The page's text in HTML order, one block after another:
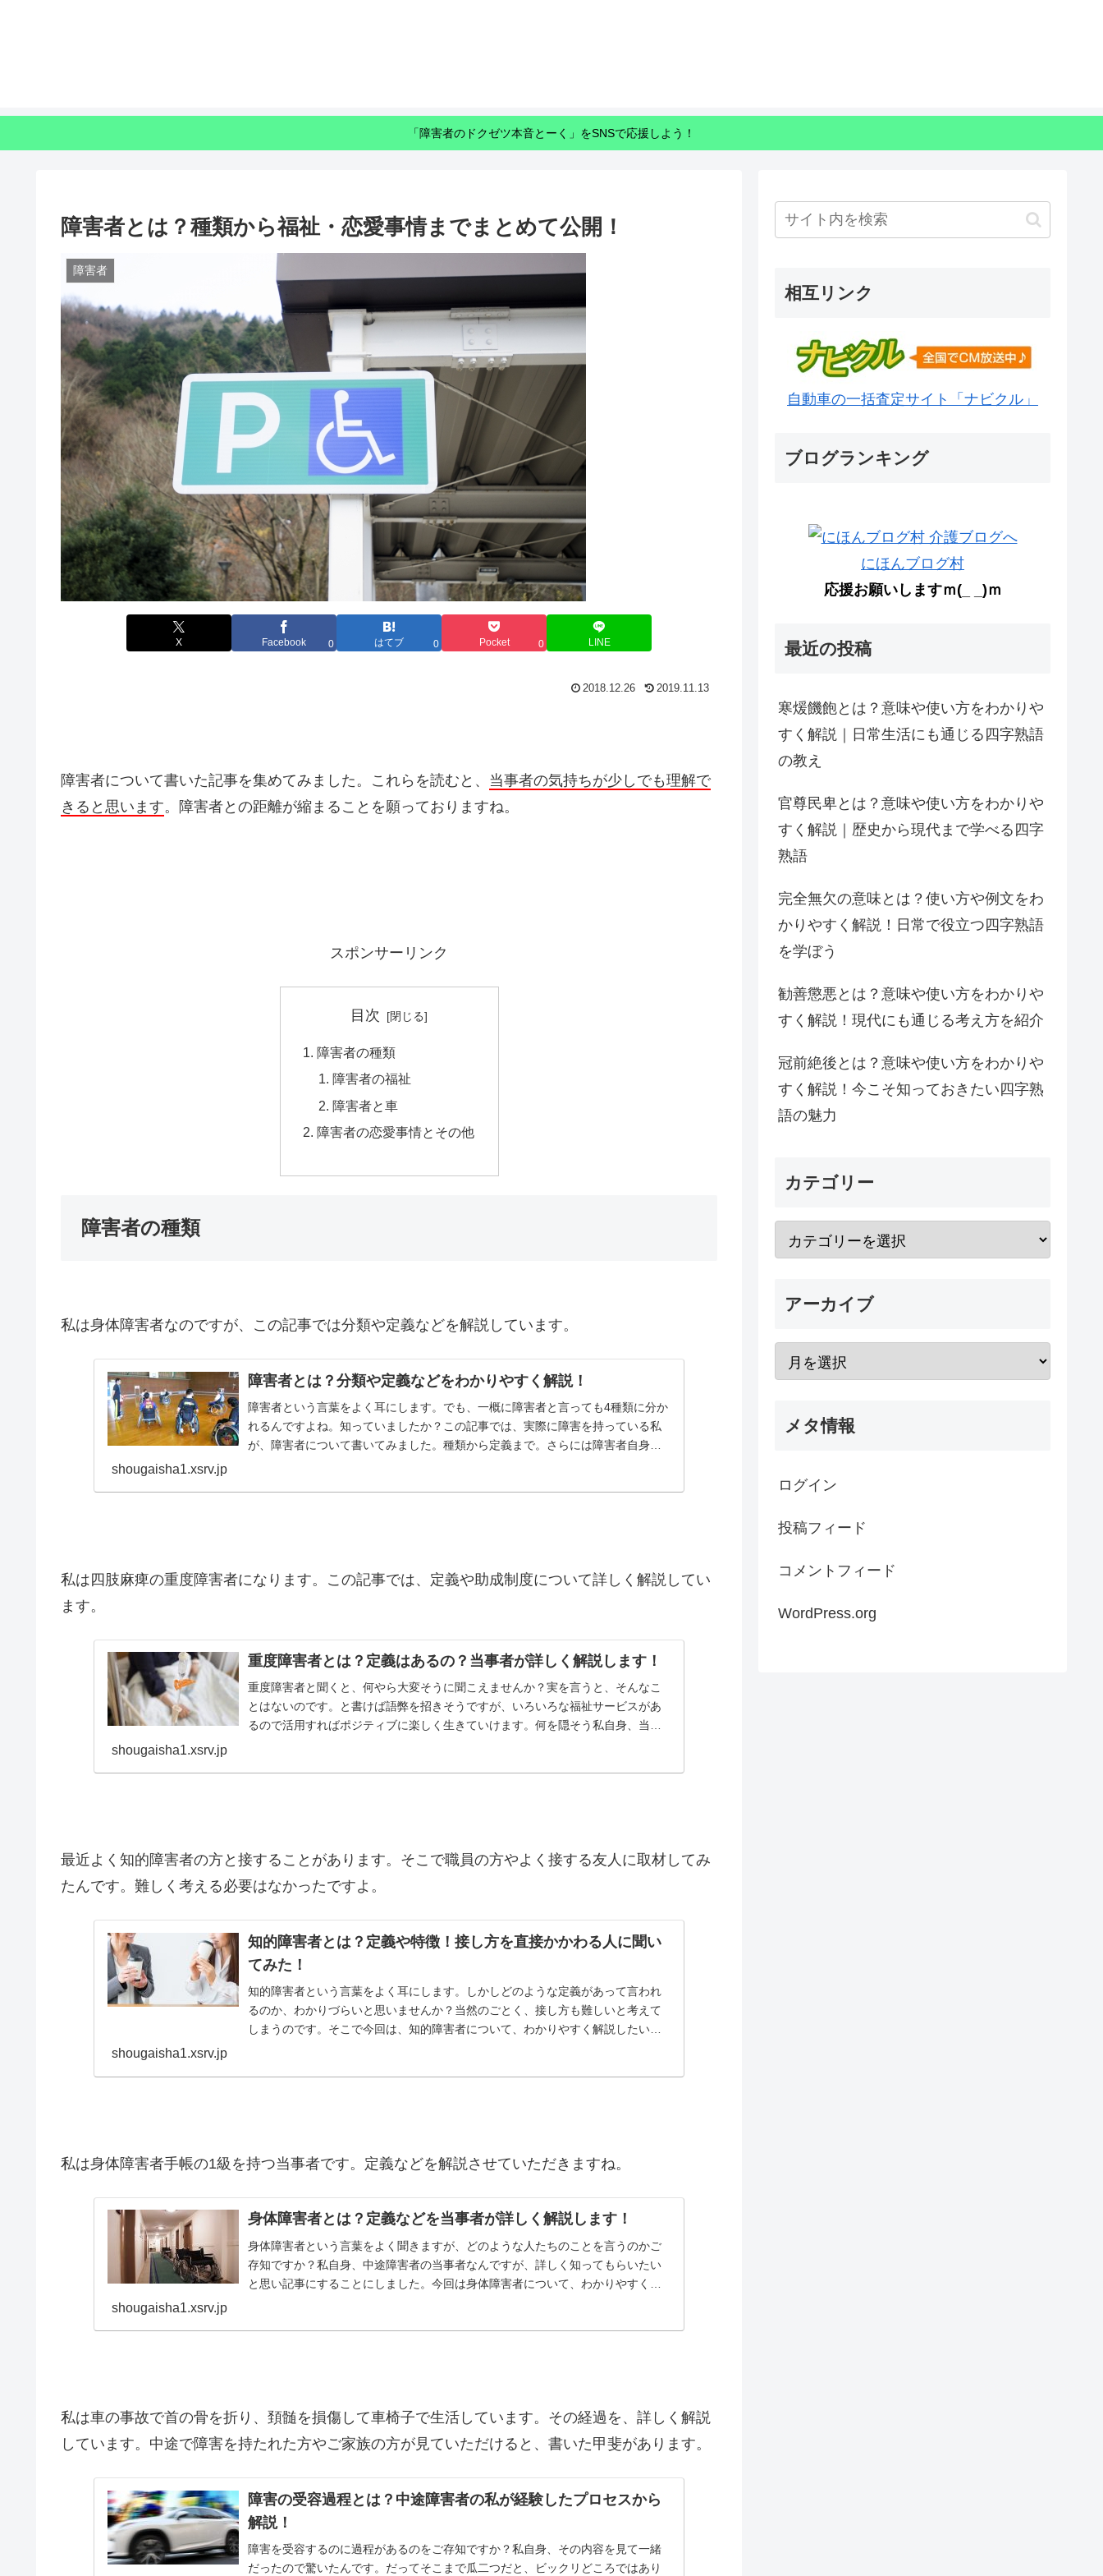
「障害者のドクゼツ本音とーく」をSNSで応援しよう！
障害者とは？種類から福祉・恋愛事情までまとめて公開！
障害者
X Facebook 0 はてブ 0 Pocket 0 LINE
2018.12.26 2019.11.13
障害者について書いた記事を集めてみました。これらを読むと、 当事者の気持ちが少しでも理解で
きると思います。障害者との距離が縮まることを願っておりますね。
スポンサーリンク
目次
障害者の種類
障害者の福祉
障害者と車
障害者の恋愛事情とその他
障害者の種類
私は身体障害者なのですが、この記事では分類や定義などを解説しています。
障害者とは？分類や定義などをわかりやすく解説！
障害者という言葉をよく耳にします。でも、一概に障害者と言っても4種類に分か
れるんですよね。知っていましたか？この記事では、実際に障害を持っている私
が、障害者について書いてみました。種類から定義まで。さらには障害者自身が
shougaisha1.xsrv.jp
私は四肢麻痺の重度障害者になります。この記事では、定義や助成制度について詳しく解説してい
ます。
重度障害者とは？定義はあるの？当事者が詳しく解説します！
重度障害者と聞くと、何やら大変そうに聞こえませんか？実を言うと、そんなこ
とはないのです。と書けば語弊を招きそうですが、いろいろな福祉サービスがあ
るので活用すればポジティブに楽しく生きていけます。何を隠そう私自身、当事
shougaisha1.xsrv.jp
最近よく知的障害者の方と接することがあります。そこで職員の方やよく接する友人に取材してみ
たんです。難しく考える必要はなかったですよ。
知的障害者とは？定義や特徴！接し方を直接かかわる人に聞い
てみた！
知的障害者という言葉をよく耳にします。しかしどのような定義があって言われ
るのか、わかりづらいと思いませんか？当然のごとく、接し方も難しいと考えて
しまうのです。そこで今回は、知的障害者について、わかりやすく解説したいと
shougaisha1.xsrv.jp
私は身体障害者手帳の1級を持つ当事者です。定義などを解説させていただきますね。
身体障害者とは？定義などを当事者が詳しく解説します！
身体障害者という言葉をよく聞きますが、どのような人たちのことを言うのかご
存知ですか？私自身、中途障害者の当事者なんですが、詳しく知ってもらいたい
と思い記事にすることにしました。今回は身体障害者について、わかりやすくお
shougaisha1.xsrv.jp
私は車の事故で首の骨を折り、頚髄を損傷して車椅子で生活しています。その経過を、詳しく解説
しています。中途で障害を持たれた方やご家族の方が見ていただけると、書いた甲斐があります。
障害の受容過程とは？中途障害者の私が経験したプロセスから
解説！
障害を受容するのに過程があるのをご存知ですか？私自身、その内容を見て一緒
だったので驚いたんです。だってそこまで瓜二つだと、ビックリどころではあり
相互リンク
自動車の一括査定サイト「ナビクル」
ブログランキング
にほんブログ村
応援お願いしますｍ(_ _)ｍ
最近の投稿
寒煖饑飽とは？意味や使い方をわかりや
すく解説｜日常生活にも通じる四字熟語
の教え
官尊民卑とは？意味や使い方をわかりや
すく解説｜歴史から現代まで学べる四字
熟語
完全無欠の意味とは？使い方や例文をわ
かりやすく解説！日常で役立つ四字熟語
を学ぼう
勧善懲悪とは？意味や使い方をわかりや
すく解説！現代にも通じる考え方を紹介
冠前絶後とは？意味や使い方をわかりや
すく解説！今こそ知っておきたい四字熟
語の魅力
カテゴリー
アーカイブ
メタ情報
ログイン
投稿フィード
コメントフィード
WordPress.org